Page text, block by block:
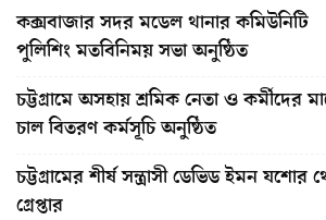
কক্সবাজার সদর মডেল থানার কমিউনিটি
পুলিশিং মতবিনিময় সভা অনুষ্ঠিত
চট্টগ্রামে অসহায় শ্রমিক নেতা ও কর্মীদের
চাল বিতরণ কর্মসূচি অনুষ্ঠিত
চট্টগ্রামের শীর্ষ সন্ত্রাসী ডেভিড ইমন যশোর
গ্রেপ্তার